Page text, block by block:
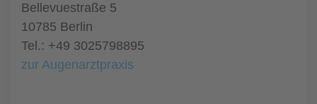
Bellevuestraße 5
10785 Berlin
Tel.: +49 3025798895
zur Augenarztpraxis